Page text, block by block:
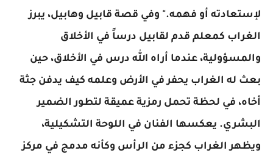
لإستعادته أو فهمه." وفي قصة قابيل وهابيل، يبرز
الغراب كمعلم قدم لقابيل درساً في الأخلاق
والمسؤولية، عندما أراه الله درس في الأخلاق، حين
بعث له الغراب يحفر في الأرض وعلمه كيف يدفن جثة
أخاه، في لحظة تحمل رمزية عميقة لتطور الضمير
البشري. يعكسها الفنان في اللوحة التشكيلية،
ويظهر الغراب كجزء من الرأس وكأنه مدمج في مركز